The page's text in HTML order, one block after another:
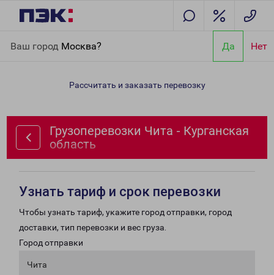
Ваш город Москва? Да Нет
область
Рассчитать и заказать перевозку
Грузоперевозки Чита - Курганская
область
Узнать тариф и срок перевозки
Чтобы узнать тариф, укажите город отправки, город
доставки, тип перевозки и вес груза.
Город отправки
Чита